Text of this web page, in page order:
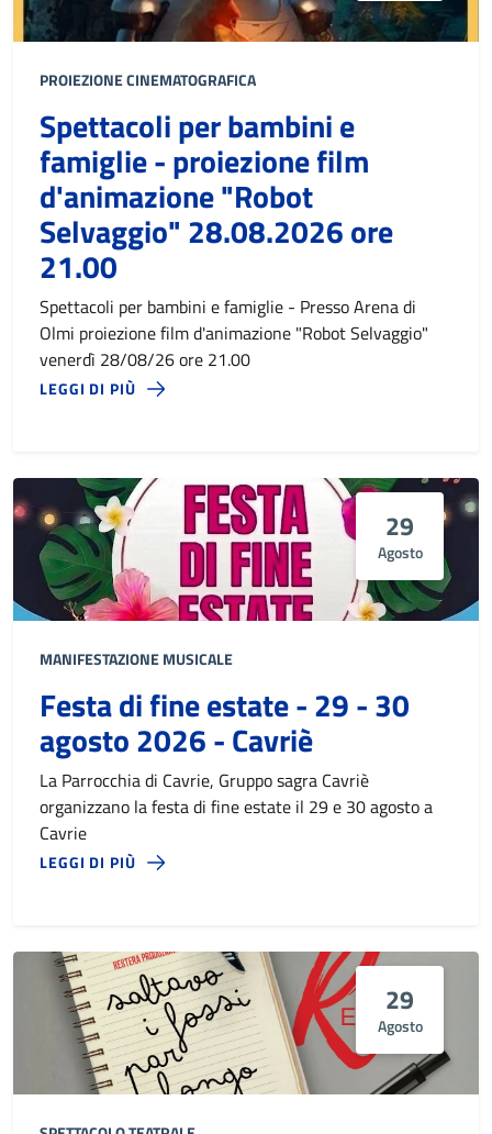
PROIEZIONE CINEMATOGRAFICA
Spettacoli per bambini e
famiglie - proiezione film
d'animazione "Robot
Selvaggio" 28.08.2026 ore
21.00
Spettacoli per bambini e famiglie - Presso Arena di
Olmi proiezione film d'animazione "Robot Selvaggio"
venerdì 28/08/26 ore 21.00
LEGGI DI PIÙ
29
Agosto
MANIFESTAZIONE MUSICALE
Festa di fine estate - 29 - 30
agosto 2026 - Cavriè
La Parrocchia di Cavrie, Gruppo sagra Cavriè
organizzano la festa di fine estate il 29 e 30 agosto a
Cavrie
LEGGI DI PIÙ
29
Agosto